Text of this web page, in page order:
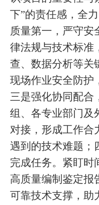
下”的责任感，全
质量第一，严守安
律法规与技术标准
查、数据分析等关
现场作业安全防护
三是强化协同配合
组、各专业部门及
对接，形成工作合
遇到的技术难题；
完成任务。紧盯时
高质量编制鉴定报
可靠技术支撑，助